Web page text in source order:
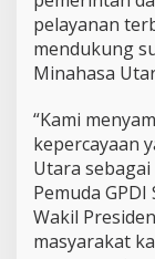
pelayanan
mendukung
Minahasa
“Kami
kepercayaan
Utara
Pemuda
Wakil
masyarakat